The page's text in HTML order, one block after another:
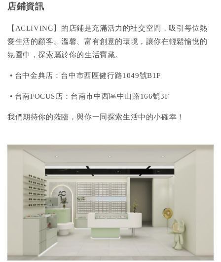
店鋪資訊
【ACLIVING】的店鋪是充滿活力的社交空間，吸引每位熱
愛生活的顧客。溫馨、富有創意的環境，讓你在輕鬆愉悅的
氛圍中，探索屬於你的生活寶藏。
• 台中金典店：台中市西區健行路1049號B1F
• 台南FOCUS店：台南市中西區中山路166號3F
我們期待你的蒞臨，與你一同探索生活中的小確幸！